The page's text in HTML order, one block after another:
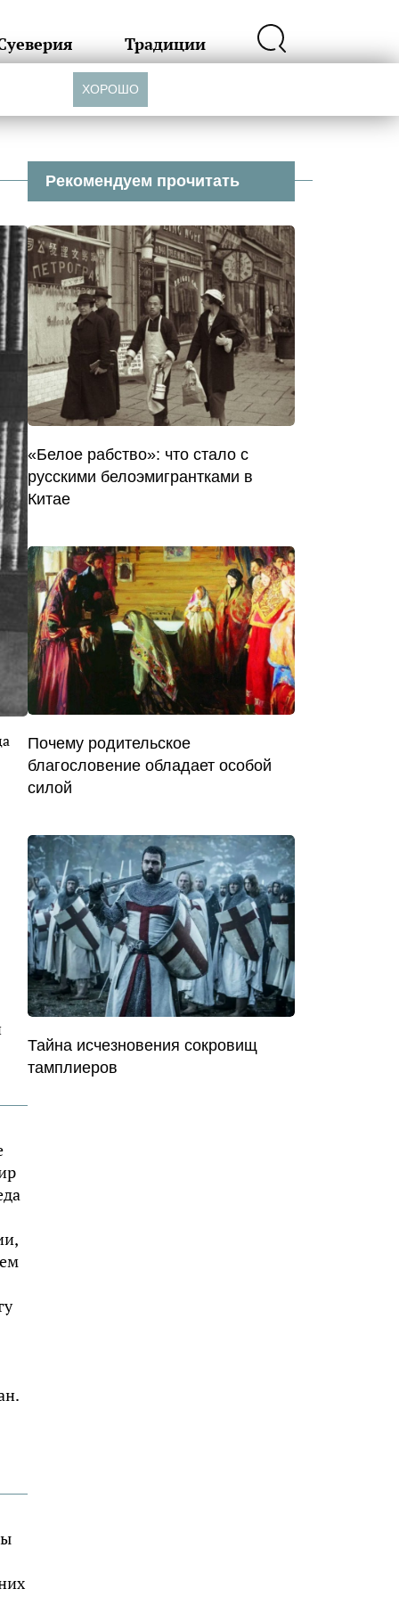
Традиции
Рекомендуем прочитать
«Белое рабство»: что стало с
русскими белоэмигрантками в
Китае
Почему родительское
благословение обладает особой
силой
Тайна исчезновения сокровищ
тамплиеров
ХОРОШО